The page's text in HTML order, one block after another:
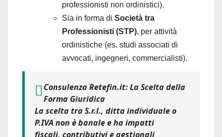
professionisti non ordinistici).
Sia in forma di Società tra
Professionisti (STP), per attività
ordinistiche (es. studi associati di
avvocati, ingegneri, commercialisti).
Consulenza Retefin.it: La Scelta della
Forma Giuridica
La scelta tra S.r.l., ditta individuale o
P.IVA non è banale e ha impatti
fiscali, contributivi e gestionali